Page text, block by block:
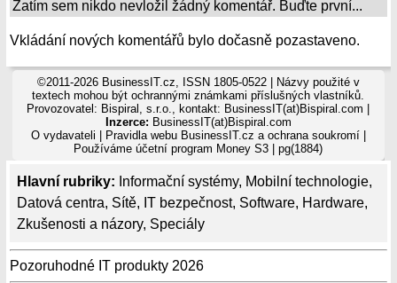
Hlavní rubriky: Informační systémy, Mobilní technologie,
Datová centra, Sítě, IT bezpečnost, Software, Hardware,
Zkušenosti a názory, Speciály
Pozoruhodné IT produkty 2026
Zatím sem nikdo nevložil žádný komentář. Buďte první...
Vkládání nových komentářů bylo dočasně pozastaveno.
©2011-2026 BusinessIT.cz, ISSN 1805-0522 | Názvy použité v
textech mohou být ochrannými známkami příslušných vlastníků.
Provozovatel: Bispiral, s.r.o., kontakt: BusinessIT(at)Bispiral.com |
Inzerce: BusinessIT(at)Bispiral.com
O vydavateli
Pravidla webu BusinessIT.cz a ochrana soukromí|
Používámeúčetní program Money S3 | pg(1884)